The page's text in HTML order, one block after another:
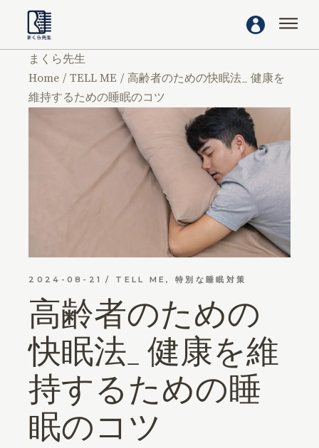
まくら先生
Home
TELL ME
高齢者のための快眠法_ 健康を
維持するための睡眠のコツ
2024-08-21 TELL ME,特別な睡眠対策
高齢者のための
快眠法_ 健康を維
持するための睡
眠のコツ